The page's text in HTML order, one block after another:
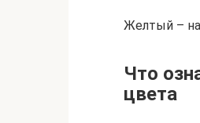
Желтый –
Что
цвета